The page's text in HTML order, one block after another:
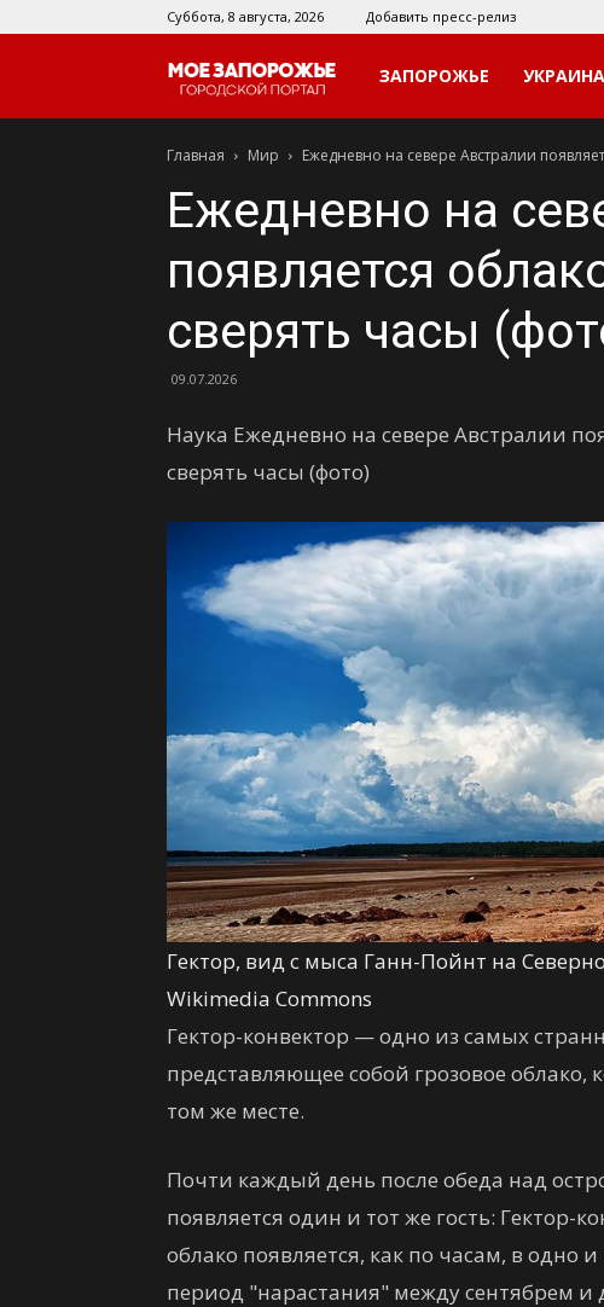
Суббота, 8 августа, 2026 Добавить пресс-релиз
Мое
Запорожье
ЗАПОРОЖЬЕ УКРАИНА
Главная Мир Ежедневно на севере Австралии
Ежедневно на
появляется
сверять часы
09.07.2026
Наука Ежедневно на севере Австралии
сверять часы (фото)
Гектор, вид с мыса Ганн-Пойнт на
Wikimedia Commons
Гектор-конвектор — одно из самых
представляющее собой грозовое облако,
том же месте.
Почти каждый день после обеда над
появляется один и тот же гость: Гектор-
облако появляется, как по часам, в
период "нарастания" между сентябрем и